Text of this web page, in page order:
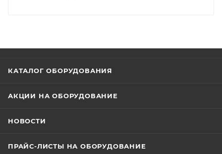
КАТАЛОГ ОБОРУДОВАНИЯ
АКЦИИ НА ОБОРУДОВАНИЕ
НОВОСТИ
ПРАЙС-ЛИСТЫ НА ОБОРУДОВАНИЕ